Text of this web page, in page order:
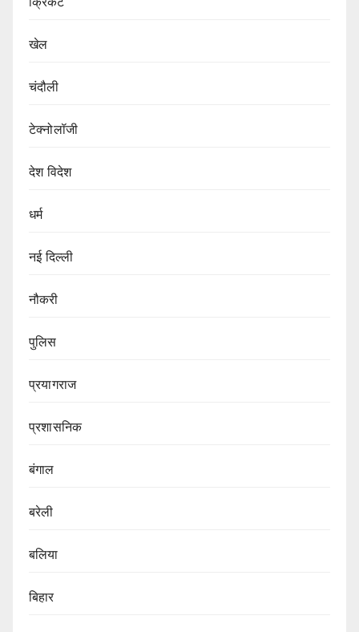
खेल
चंदौली
टेक्नोलॉजी
देश विदेश
धर्म
नई दिल्ली
नौकरी
पुलिस
प्रयागराज
प्रशासनिक
बंगाल
बरेली
बलिया
बिहार